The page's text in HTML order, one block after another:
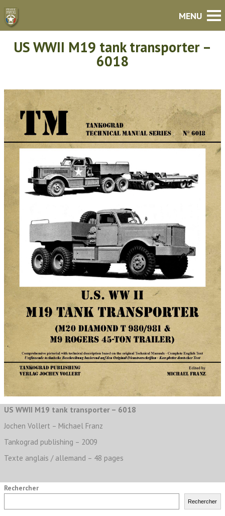
US WWII M19 tank transporter –
6018
US WWII M19 tank transporter – 6018
Jochen Vollert – Michael Franz
Tankograd publishing – 2009
Texte anglais / allemand – 48 pages
Rechercher
Rechercher